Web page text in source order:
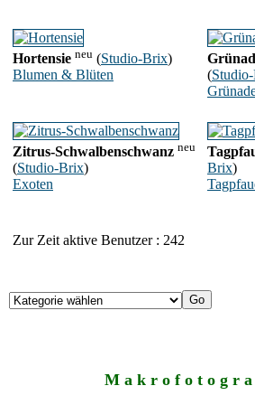
Hortensie neu (Studio-Brix)
Blumen & Blüten
(
Zitrus-Schwalbenschwanz neu
(Studio-Brix)
Exoten
Brix)
Zur Zeit aktive Benutzer : 242
M a k r o f o t o g r